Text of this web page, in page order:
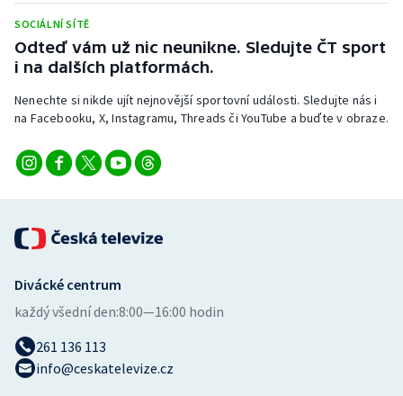
Volejbal
Ostatní
SOCIÁLNÍ SÍTĚ
Odteď vám už nic neunikne. Sledujte ČT sport
i na dalších platformách.
Nenechte si nikde ujít nejnovější sportovní události. Sledujte nás i
na Facebooku, X, Instagramu, Threads či YouTube a buďte v obraze.
Divácké centrum
každý všední den:8:00—16:00 hodin
261 136 113
info@ceskatelevize.cz